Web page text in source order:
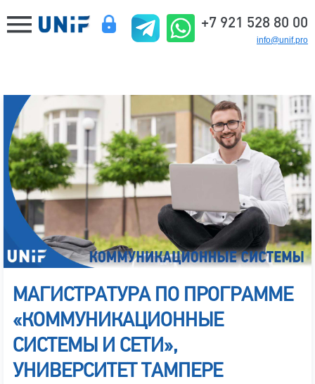
+7 921 528 80 00
info@unif.pro
МАГИСТРАТУРА ПО ПРОГРАММЕ
«КОММУНИКАЦИОННЫЕ
СИСТЕМЫ И СЕТИ»,
УНИВЕРСИТЕТ ТАМПЕРЕ